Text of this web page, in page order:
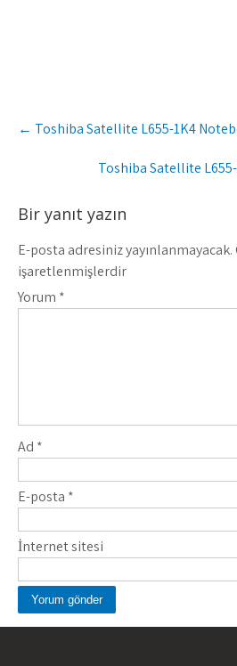
Post
navigation
← Toshiba Satellite L655-1K4
Toshiba Satellite
Bir yanıt yazın
E-posta adresiniz yayınlanmayacak.
işaretlenmişlerdir
Yorum *
Ad *
E-posta *
İnternet sitesi